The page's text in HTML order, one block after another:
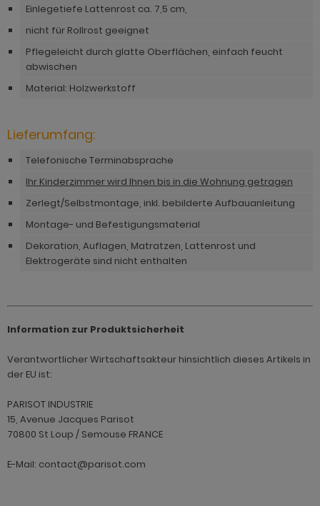
Einlegetiefe Lattenrost ca. 7,5 cm,
nicht für Rollrost geeignet
Pflegeleicht durch glatte Oberflächen, einfach feucht
abwischen
Material: Holzwerkstoff
Lieferumfang:
Telefonische Terminabsprache
Ihr Kinderzimmer wird Ihnen bis in die Wohnung getragen
Zerlegt/Selbstmontage, inkl. bebilderte Aufbauanleitung
Montage- und Befestigungsmaterial
Dekoration, Auflagen, Matratzen, Lattenrost und
Elektrogeräte sind nicht enthalten
Information zur Produktsicherheit
Verantwortlicher Wirtschaftsakteur hinsichtlich dieses Artikels in
der EU ist:
PARISOT INDUSTRIE
15, Avenue Jacques Parisot
70800 St Loup / Semouse FRANCE
E-Mail: contact@parisot.com
Sumatra
Synnax
Tyler
Vestland
Ward